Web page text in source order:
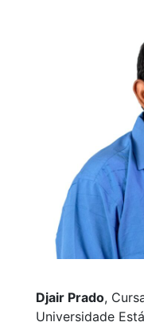
Djair Prado,
Universidade